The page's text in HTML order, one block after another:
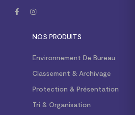
NOS PRODUITS
Environnement De Bureau
Classement & Archivage
Protection & Présentation
Tri & Organisation